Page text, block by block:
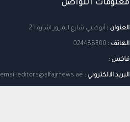
معلومات التواصل
العنوان : أبوظبي شارع المرور اشارة 21
الهاتف : 024488300
فاكس :
البريد الالكتروني : email:editors@alfajrnews.ae